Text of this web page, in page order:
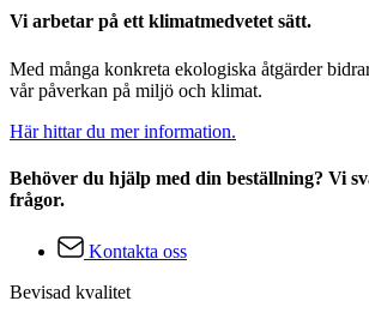
Vi arbetar på ett klimatmedvetet sätt.
Med många konkreta ekologiska åtgärder
vår påverkan på miljö och klimat.
Här hittar du mer information.
Behöver du hjälp med din beställning? Vi
frågor.
Kontakta oss
Bevisad kvalitet